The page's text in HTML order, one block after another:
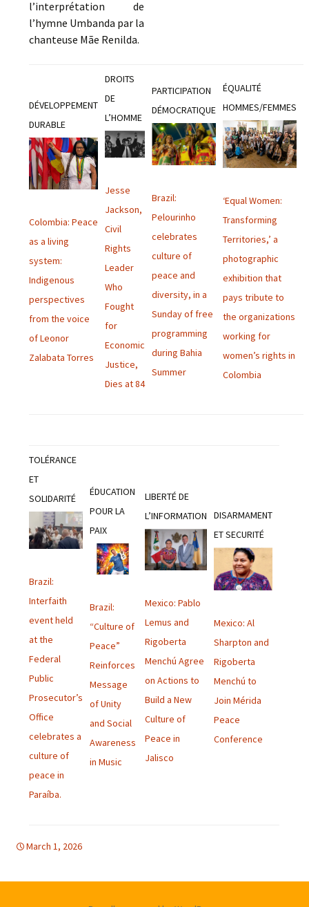
l’interprétation de
l’hymne Umbanda par la
chanteuse Mãe Renilda.
DÉVELOPPEMENT
DURABLE
Colombia: Peace
as a living
system:
Indigenous
perspectives
from the voice
of Leonor
Zalabata Torres
DROITS
DE
L’HOMME
Jesse
Jackson,
Civil
Rights
Leader
Who
Fought
for
Economic
Justice,
Dies at 84
PARTICIPATION
DÉMOCRATIQUE
Brazil:
Pelourinho
celebrates
culture of
peace and
diversity, in a
Sunday of free
programming
during Bahia
Summer
ÉQUALITÉ
HOMMES/FEMMES
‘Equal Women:
Transforming
Territories,’ a
photographic
exhibition that
pays tribute to
the organizations
working for
women’s rights in
Colombia
TOLÉRANCE
ET
SOLIDARITÉ
Brazil:
Interfaith
event held
at the
Federal
Public
Prosecutor’s
Office
celebrates a
culture of
peace in
Paraíba.
ÉDUCATION
POUR LA
PAIX
Brazil:
“Culture of
Peace”
Reinforces
Message
of Unity
and Social
Awareness
in Music
LIBERTÉ DE
L’INFORMATION
Mexico: Pablo
Lemus and
Rigoberta
Menchú Agree
on Actions to
Build a New
Culture of
Peace in
Jalisco
DISARMAMENT
ET SECURITÉ
Mexico: Al
Sharpton and
Rigoberta
Menchú to
Join Mérida
Peace
Conference
March 1, 2026